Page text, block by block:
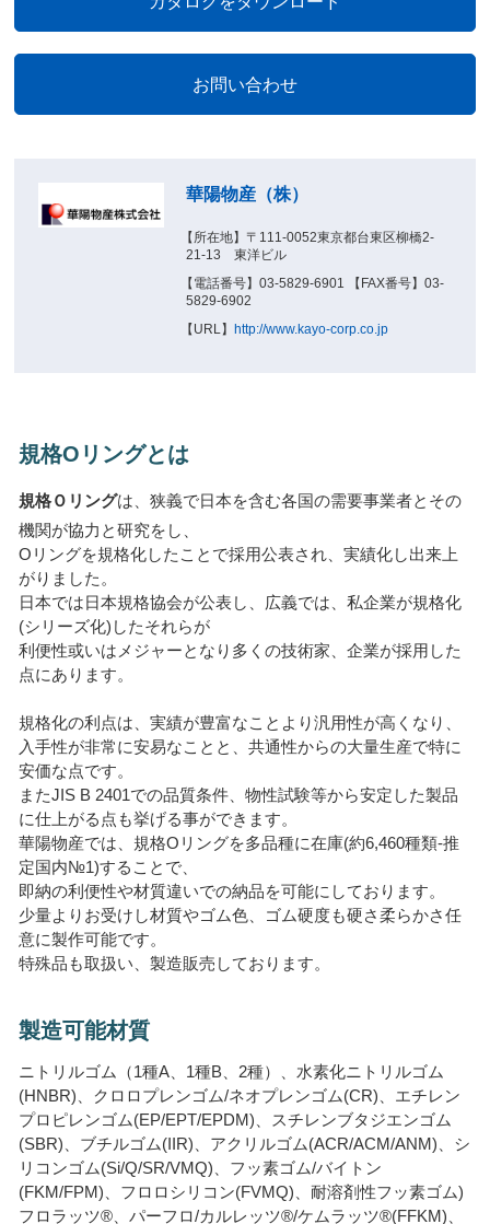
華陽物産（株）
【所在地】〒111-0052東京都台東区柳橋2-
21-13 東洋ビル
【電話番号】03-5829-6901 【FAX番号】03-
5829-6902
【URL】
http://www.kayo-corp.co.jp
規格Oリングとは
規格Ｏリングは、狭義で日本を含む各国の需要事業者とその
機関が協力と研究をし、
Oリングを規格化したことで採用公表され、実績化し出来上
がりました。
日本では日本規格協会が公表し、広義では、私企業が規格化
(シリーズ化)したそれらが
利便性或いはメジャーとなり多くの技術家、企業が採用した
点にあります。
規格化の利点は、実績が豊富なことより汎用性が高くなり、
入手性が非常に安易なことと、共通性からの大量生産で特に
安価な点です。
またJIS B 2401での品質条件、物性試験等から安定した製品
に仕上がる点も挙げる事ができます。
華陽物産では、規格Oリングを多品種に在庫(約6,460種類-推
定国内№1)することで、
即納の利便性や材質違いでの納品を可能にしております。
少量よりお受けし材質やゴム色、ゴム硬度も硬さ柔らかさ任
意に製作可能です。
特殊品も取扱い、製造販売しております。
製造可能材質
ニトリルゴム（1種A、1種B、2種）、水素化ニトリルゴム
(HNBR)、クロロプレンゴム/ネオプレンゴム(CR)、エチレン
プロピレンゴム(EP/EPT/EPDM)、スチレンブタジエンゴム
(SBR)、ブチルゴム(IIR)、アクリルゴム(ACR/ACM/ANM)、シ
リコンゴム(Si/Q/SR/VMQ)、フッ素ゴム/バイトン
(FKM/FPM)、フロロシリコン(FVMQ)、耐溶剤性フッ素ゴム)
フロラッツ®、パーフロ/カルレッツ®/ケムラッツ®(FFKM)、